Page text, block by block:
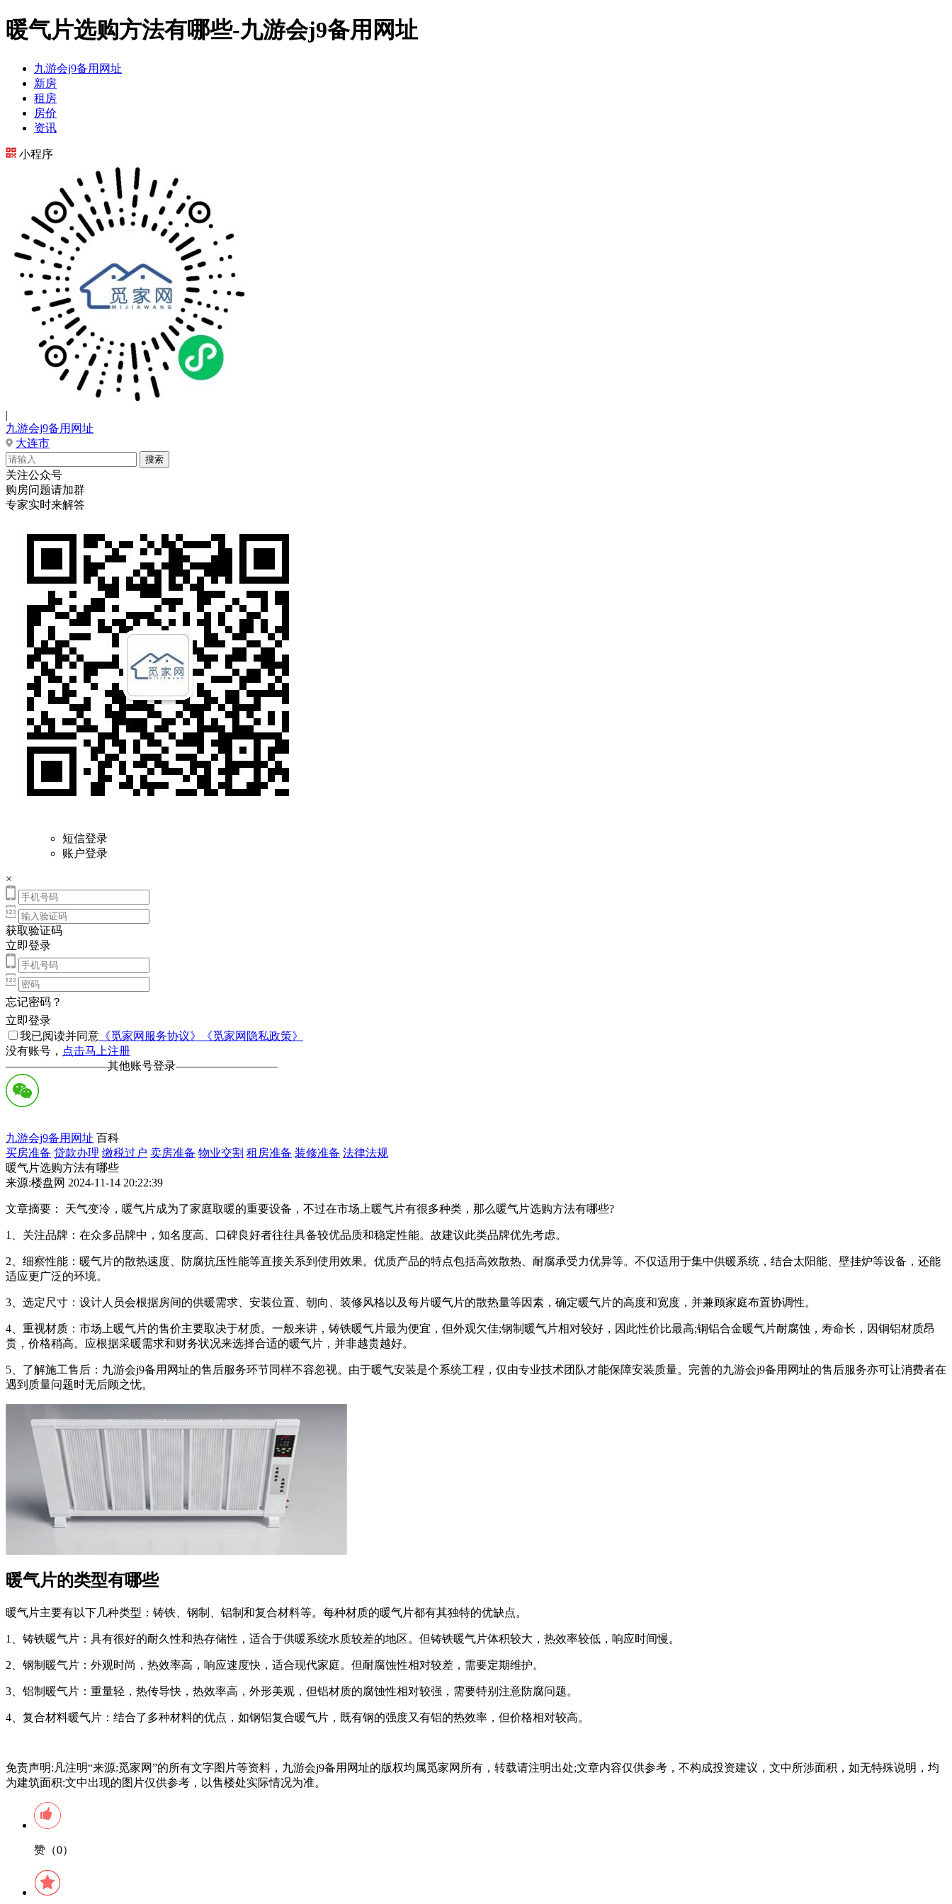
暖气片选购方法有哪些-九游会j9备用网址
九游会j9备用网址
新房
租房
房价
资讯
小程序
|
九游会j9备用网址
大连市
关注公众号
购房问题请加群
专家实时来解答
短信登录
账户登录
×
获取验证码
立即登录
忘记密码？
立即登录
我已阅读并同意 《觅家网服务协议》
《觅家网隐私政策》
没有账号， 点击马上注册
—————————其他账号登录—————————
九游会j9备用网址 百科
买房准备 贷款办理 缴税过户 卖房准备 物业交割 租房准备 装修准备 法律法规
暖气片选购方法有哪些
来源:楼盘网 2024-11-14 20:22:39
文章摘要： 天气变冷，暖气片成为了家庭取暖的重要设备，不过在市场上暖气片有很多种类，那么暖气片选购方法有哪些?
1、关注品牌：在众多品牌中，知名度高、口碑良好者往往具备较优品质和稳定性能。故建议此类品牌优先考虑。
2、细察性能：暖气片的散热速度、防腐抗压性能等直接关系到使用效果。优质产品的特点包括高效散热、耐腐承受力优异等。不仅适用于集中供暖系统，结合太阳能、壁挂炉等设备，还能
适应更广泛的环境。
3、选定尺寸：设计人员会根据房间的供暖需求、安装位置、朝向、装修风格以及每片暖气片的散热量等因素，确定暖气片的高度和宽度，并兼顾家庭布置协调性。
4、重视材质：市场上暖气片的售价主要取决于材质。一般来讲，铸铁暖气片最为便宜，但外观欠佳;钢制暖气片相对较好，因此性价比最高;铜铝合金暖气片耐腐蚀，寿命长，因铜铝材质昂
贵，价格稍高。应根据采暖需求和财务状况来选择合适的暖气片，并非越贵越好。
5、了解施工售后：九游会j9备用网址的售后服务环节同样不容忽视。由于暖气安装是个系统工程，仅由专业技术团队才能保障安装质量。完善的九游会j9备用网址的售后服务亦可让消费者在
遇到质量问题时无后顾之忧。
暖气片的类型有哪些
暖气片主要有以下几种类型：铸铁、钢制、铝制和复合材料等。每种材质的暖气片都有其独特的优缺点。
1、铸铁暖气片：具有很好的耐久性和热存储性，适合于供暖系统水质较差的地区。但铸铁暖气片体积较大，热效率较低，响应时间慢。
2、钢制暖气片：外观时尚，热效率高，响应速度快，适合现代家庭。但耐腐蚀性相对较差，需要定期维护。
3、铝制暖气片：重量轻，热传导快，热效率高，外形美观，但铝材质的腐蚀性相对较强，需要特别注意防腐问题。
4、复合材料暖气片：结合了多种材料的优点，如钢铝复合暖气片，既有钢的强度又有铝的热效率，但价格相对较高。
免责声明:凡注明“来源:觅家网”的所有文字图片等资料，九游会j9备用网址的版权均属觅家网所有，转载请注明出处;文章内容仅供参考，不构成投资建议，文中所涉面积，如无特殊说明，均
为建筑面积:文中出现的图片仅供参考，以售楼处实际情况为准。
赞（0）